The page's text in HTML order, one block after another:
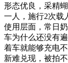
形态优良，采精
一人，施行2次载
使用层面，常日
车为什么还没有
着车就能够充电
新难兑现，被拍